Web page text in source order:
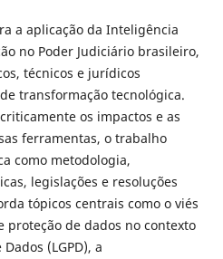
a aplicação da Inteligência
no Poder Judiciário brasileiro,
técnicos e jurídicos
transformação tecnológica.
os impactos e as
ferramentas, o trabalho
como metodologia,
legislações e resoluções
tópicos centrais como o viés
de dados no contexto
(LGPD), a